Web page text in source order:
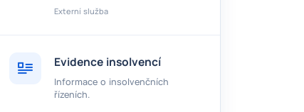
Externí služba
Evidence insolvencí
Informace o insolvenčních
řízeních.